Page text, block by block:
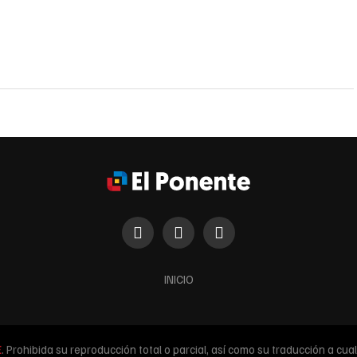
INICIO
. Prohibida su reproducción total o parcial, así como su traducción a